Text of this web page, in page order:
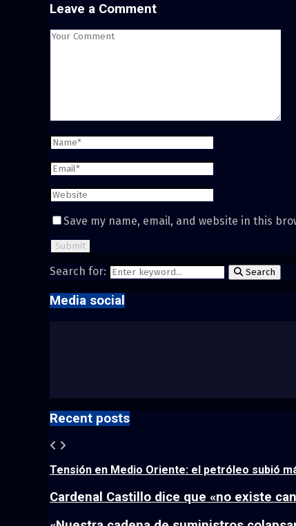
Leave a Comment
Save my name, email, and website in this
Search for: Search
Media social
Recent posts
Tensión en Medio Oriente: el petróleo subió
Cardenal Castillo dice que «no existe